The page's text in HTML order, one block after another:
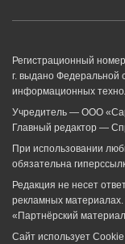
Регистрационный
г. выдано Федеральной
информационных
Учредитель — ООО
Главный редактор —
При использовании
обязательна
Редакция не несет
рекламных
«Партнёрский
Сайт использует